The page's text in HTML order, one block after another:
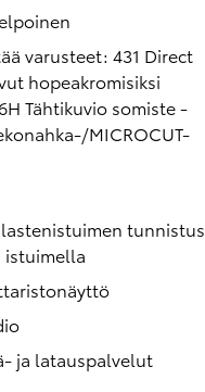
varusteet: 431 Direct
hopeakromisiksi
Tähtikuvio somiste -
MICROCUT-
tunnistus
istuimella
ja latauspalvelut